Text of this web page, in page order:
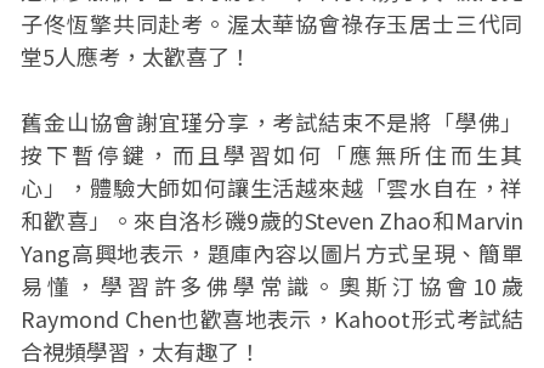
子佟恆擎共同赴考。渥太華協會祿存玉居士三代同
堂5人應考，太歡喜了！
舊金山協會謝宜瑾分享，考試結束不是將「學佛」
按下暫停鍵，而且學習如何「應無所住而生其
心」，體驗大師如何讓生活越來越「雲水自在，祥
和歡喜」。來自洛杉磯9歲的Steven Zhao和Marvin
Yang高興地表示，題庫內容以圖片方式呈現、簡單
易懂，學習許多佛學常識。奧斯汀協會10歲
Raymond Chen也歡喜地表示，Kahoot形式考試結
合視頻學習，太有趣了！